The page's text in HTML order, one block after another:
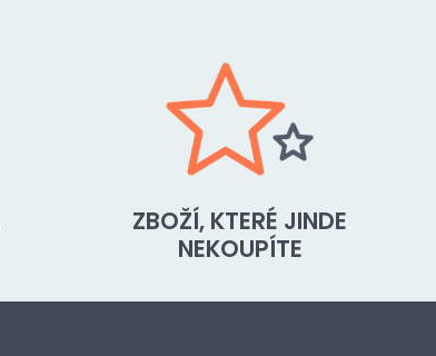
ZBOŽÍ, KTERÉ JINDE
NEKOUPÍTE